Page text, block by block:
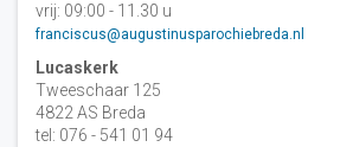
vrij: 09:00 - 11.30 u
franciscus@augustinusparochiebreda.nl
Lucaskerk
Tweeschaar 125
4822 AS Breda
tel: 076 - 541 01 94